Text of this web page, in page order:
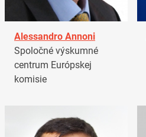
Alessandro Annoni
Spoločné výskumné
centrum Európskej
komisie